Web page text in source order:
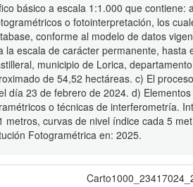
básico a escala 1:1.000 que contiene:
o fotointerpretación, los
conforme al modelo de datos
la escala de carácter permanente,
municipio de Lorica,
de 54,52 hectáreas. c) El
día 23 de febrero de 2024. d)
o técnicas de interferometría.
metros, curvas de nivel índice cada 5
Fotogramétrica en: 2025.